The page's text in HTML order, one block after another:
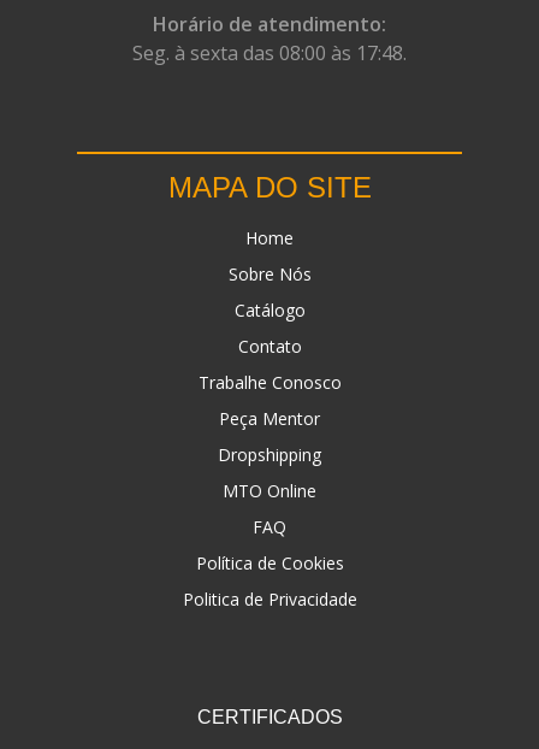
Horário de atendimento:
Seg. à sexta das 08:00 às 17:48.
MAPA DO SITE
Home
Sobre Nós
Catálogo
Contato
Trabalhe Conosco
Peça Mentor
Dropshipping
MTO Online
FAQ
Política de Cookies
Politica de Privacidade
CERTIFICADOS